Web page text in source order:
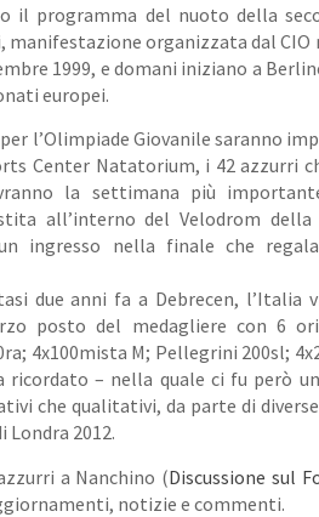
il programma del nuoto della
manifestazione organizzata dal CIO
1999, e domani iniziano a
europei.
l’Olimpiade Giovanile saranno
Center Natatorium, i 42 azzurri
la settimana più
all’interno del Velodrom della
ingresso nella finale che
due anni fa a Debrecen, l’Italia
posto del medagliere con 6
4x100mista M; Pellegrini 200sl;
ricordato – nella quale ci fu però
che qualitativi, da parte di
2012.
a Nanchino (Discussione sul
notizie e commenti.